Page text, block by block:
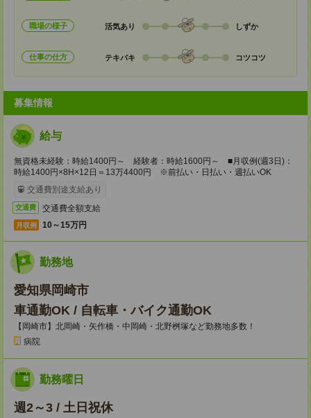
職場の様子 活気あり しずか
仕事の仕方 テキパキ コツコツ
募集情報
給与
無資格未経験：時給1400円～ 経験者：時給1600円～ ■月収例(週3日)：
時給1400円×8H×12日＝13万4400円 ※前払い・日払い・週払いOK
交通費別途支給あり
交通費 交通費全額支給
月収例 10～15万円
勤務地
愛知県岡崎市
車通勤OK / 自転車・バイク通勤OK
【岡崎市】北岡崎・矢作橋・中岡崎・北野桝塚など勤務地多数！
病院
勤務曜日
週2～3 / 土日祝休